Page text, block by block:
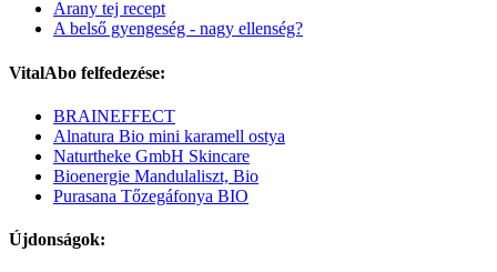
Arany tej recept
A belső gyengeség - nagy ellenség?
VitalAbo felfedezése:
BRAINEFFECT
Alnatura Bio mini karamell ostya
Naturtheke GmbH Skincare
Bioenergie Mandulaliszt, Bio
Purasana Tőzegáfonya BIO
Újdonságok: